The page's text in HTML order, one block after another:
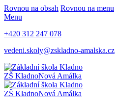
Rovnou na obsah Rovnou na menu
Menu
+420 312 247 078
vedeni.skoly@zskladno-amalska.cz
ZŠ KladnoNová Amálka
ZŠ KladnoNová Amálka